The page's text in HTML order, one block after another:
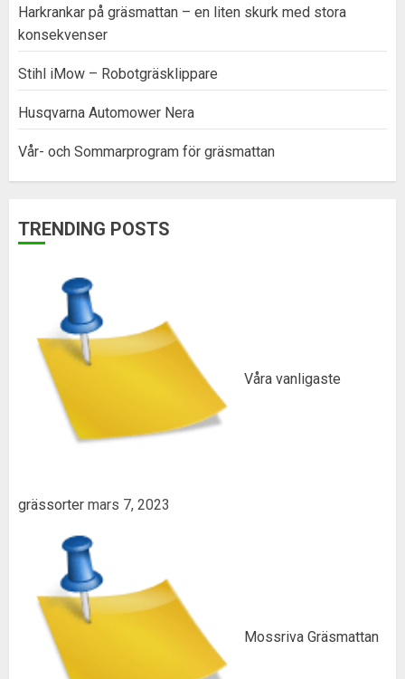
Harkrankar på gräsmattan – en liten skurk med stora
konsekvenser
Stihl iMow – Robotgräsklippare
Husqvarna Automower Nera
Vår- och Sommarprogram för gräsmattan
TRENDING POSTS
Våra vanligaste
grässorter mars 7, 2023
Mossriva Gräsmattan